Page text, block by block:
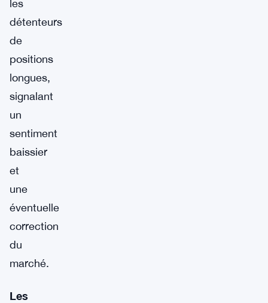
les
détenteurs
de
positions
longues,
signalant
un
sentiment
baissier
et
une
éventuelle
correction
du
marché.
Les